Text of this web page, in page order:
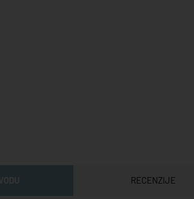
RECENZIJE